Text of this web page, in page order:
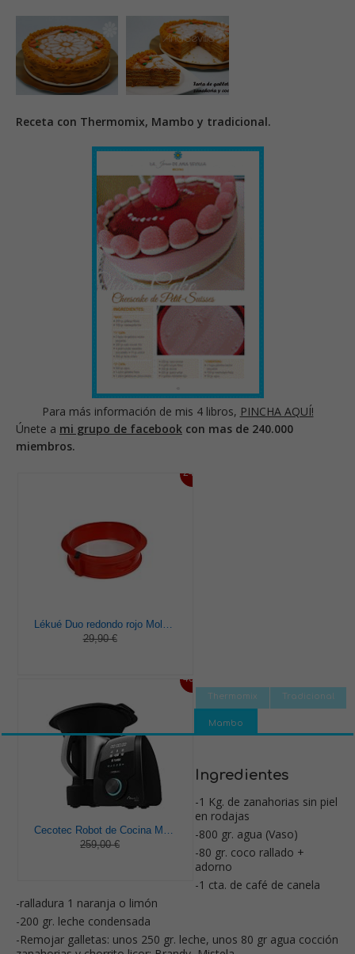
Receta con Thermomix, Mambo y tradicional.
Para más información de mis 4 libros, PINCHA AQUÍ!
Únete a mi grupo de facebook con mas de 240.000
miembros.
24%
Lékué Duo redondo rojo Molde pastel, Silicona, 23 x 7 x 23 cm
29,90 €
46%
Cecotec Robot de Cocina Multifunción Mambo 9590. 1700 W, 30 Funciones, Cuchara MamboMix, Jarra Habana y Jarra de acero inoxidable de 3.3 L, Apta para lavavajillas, Báscula incorporada, Recetario
259,00 €
Thermomix Tradicional
Mambo
Ingredientes
-1 Kg. de zanahorias sin piel
en rodajas
-800 gr. agua (Vaso)
-80 gr. coco rallado +
adorno
-1 cta. de café de canela
-ralladura 1 naranja o limón
-200 gr. leche condensada
-Remojar galletas: unos 250 gr. leche, unos 80 gr agua cocción